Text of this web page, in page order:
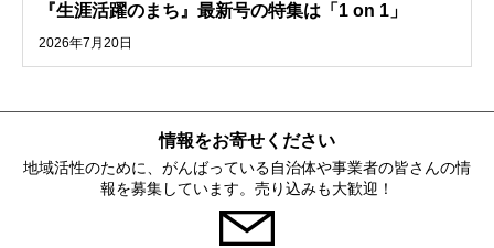
『生涯活躍のまち』最新号の特集は「1 on 1」
2026年7月20日
情報をお寄せください
地域活性のために、がんばっている自治体や事業者の皆さんの情
報を募集しています。売り込みも大歓迎！